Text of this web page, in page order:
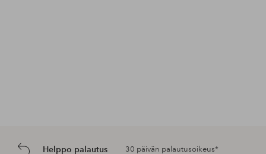
Helppo palautus 30 päivän palautusoikeus*